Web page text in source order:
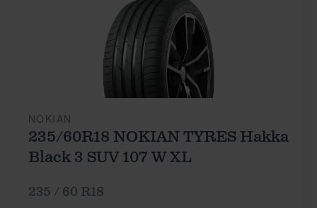
NOKIAN
235/60R18 NOKIAN TYRES Hakka
Black 3 SUV 107 W XL
235 / 60 R18